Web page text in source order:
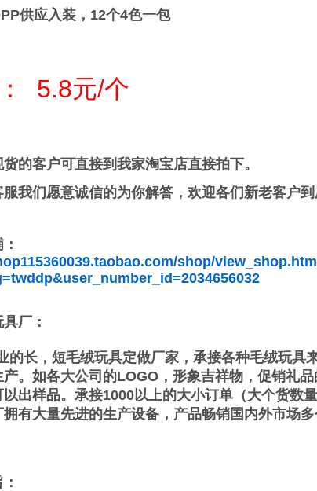
供应入装，12个4色一包
5.8元/个
的客户可直接到我家淘宝店直接拍下。
我们愿意诚信的为你解答，欢迎各们新老客户到
shop/
厂：
长，短毛绒玩具定做厂家，承接各种毛绒玩具
产。如各大公司的LOGO，形象吉祥物，促销礼
以出样品。承接1000以上的大小订单（大个货数
有大量先进的生产设备，产品畅销国内外市场多